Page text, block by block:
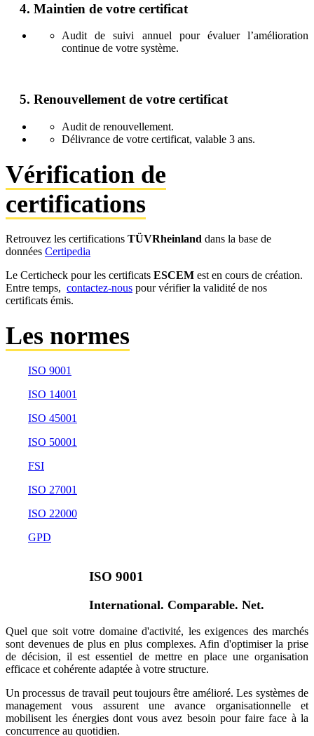
4. Maintien de votre certificat
Audit de suivi annuel pour évaluer l’amélioration
continue de votre système.
5. Renouvellement de votre certificat
Audit de renouvellement.
Délivrance de votre certificat, valable 3 ans.
Vérification de
certifications
Retrouvez les certifications TÜVRheinland dans la base de
données Certipedia
Le Certicheck pour les certificats ESCEM est en cours de création.
Entre temps, contactez-nous pour vérifier la validité de nos
certificats émis.
Les normes
ISO 9001
ISO 14001
ISO 45001
ISO 50001
FSI
ISO 27001
ISO 22000
GPD
ISO 9001
International. Comparable. Net.
Quel que soit votre domaine d'activité, les exigences des marchés
sont devenues de plus en plus complexes. Afin d'optimiser la prise
de décision, il est essentiel de mettre en place une organisation
efficace et cohérente adaptée à votre structure.
Un processus de travail peut toujours être amélioré. Les systèmes de
management vous assurent une avance organisationnelle et
mobilisent les énergies dont vous avez besoin pour faire face à la
concurrence au quotidien.